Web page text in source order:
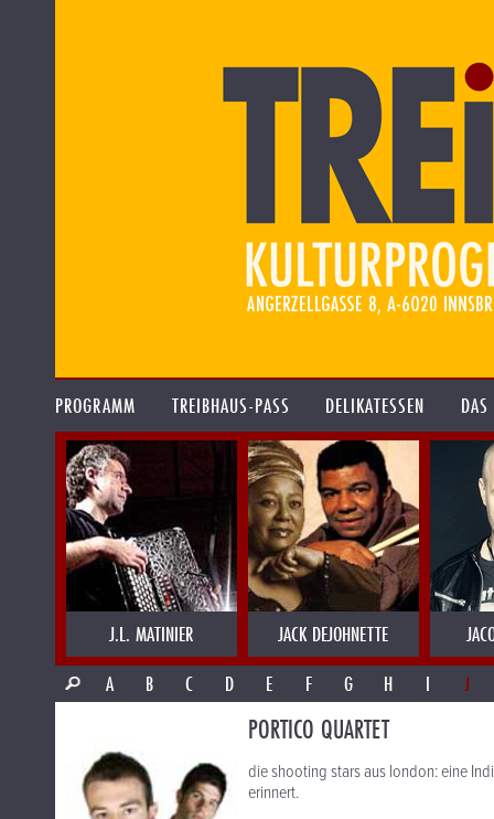
PROGRAMM TREIBHAUS-PASS DELIKATESSEN
J.L. MATINIER JACK DEJOHNETTE
A
B C D E F G H I J
PORTICO QUARTET
die shooting stars aus london: eine
erinnert.